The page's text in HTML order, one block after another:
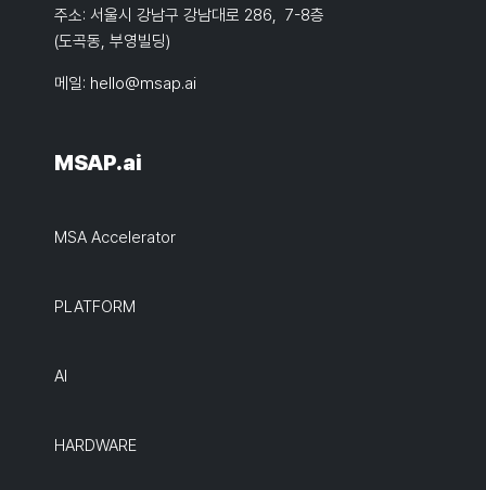
주소: 서울시 강남구 강남대로 286, 7-8층
(도곡동, 부영빌딩)
메일: hello@msap.ai
MSAP.ai
MSA Accelerator
PLATFORM
AI
HARDWARE